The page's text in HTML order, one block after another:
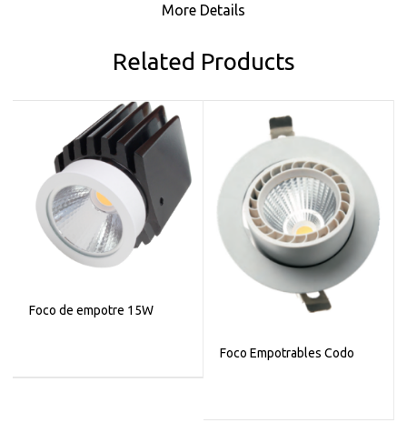
More Details
Related Products
Foco de empotre 15W
Foco Empotrables Codo